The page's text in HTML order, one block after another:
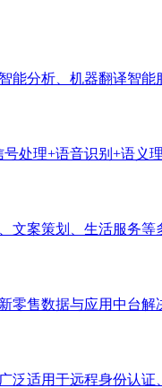
分析、机器翻译智能
处理+语音识别+语义
案策划、生活服务等
售数据与应用中台
适用于远程身份认证